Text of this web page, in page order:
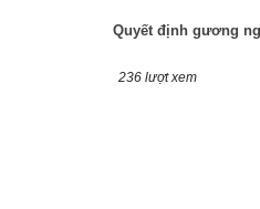
Quyết định gương
236 lượt xem